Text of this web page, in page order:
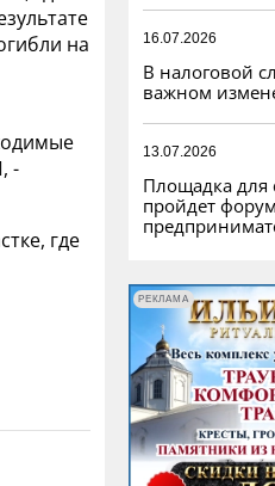
на
-
где
16.07.2026
В налоговой
важном
13.07.2026
Площадка для
пройдет
РЕКЛАМА